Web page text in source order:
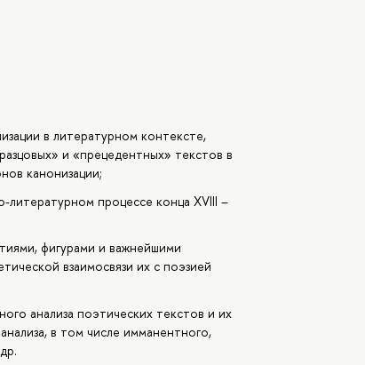
в литературном контексте,
и «прецедентных» текстов в
канонизации;
процессе конца XVIII –
фигурами и важнейшими
взаимосвязи их с поэзией
анализа поэтических текстов и их
в том числе имманентного,